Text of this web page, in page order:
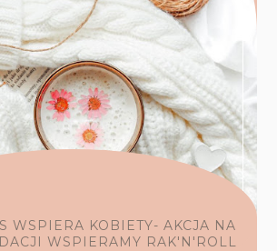
WSPIERA KOBIETY- AKCJA NA
WSPIERAMY RAK'N'ROLL